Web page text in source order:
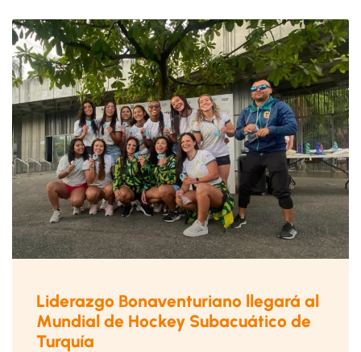
Liderazgo Bonaventuriano llegará al
Mundial de Hockey Subacuático de
Turquía